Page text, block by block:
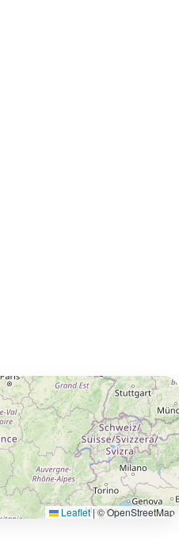
Leaflet |© OpenStreetMap